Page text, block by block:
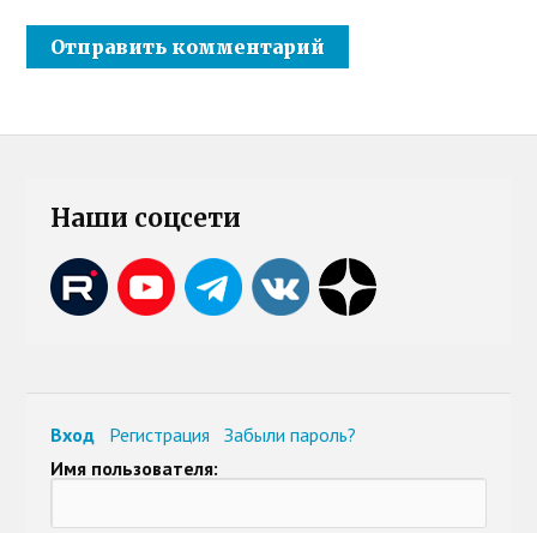
Наши соцсети
Вход Регистрация
Забыли пароль?
Имя пользователя: